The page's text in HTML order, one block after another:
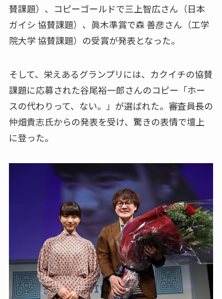
賛課題）、コピーゴールドで三上智広さん（日本
ガイシ 協賛課題）、眞木準賞で森 善彦さん（工学
院大学 協賛課題）の受賞が発表となった。
そして、栄えあるグランプリには、カクイチの協賛
課題に応募された谷尾裕一郎さんのコピー「ホー
スの代わりって、ない。」が選ばれた。審査員長の
仲畑貴志氏からの発表を受け、驚きの表情で壇上
に登った。